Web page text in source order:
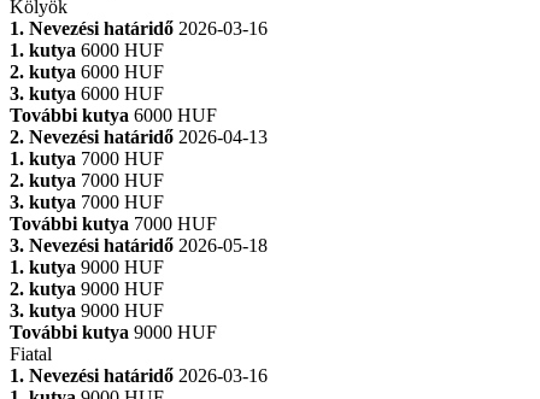
Kölyök
1. Nevezési határidő 2026-03-16
1. kutya 6000 HUF
2. kutya 6000 HUF
3. kutya 6000 HUF
További kutya 6000 HUF
2. Nevezési határidő 2026-04-13
1. kutya 7000 HUF
2. kutya 7000 HUF
3. kutya 7000 HUF
További kutya 7000 HUF
3. Nevezési határidő 2026-05-18
1. kutya 9000 HUF
2. kutya 9000 HUF
3. kutya 9000 HUF
További kutya 9000 HUF
Fiatal
1. Nevezési határidő 2026-03-16